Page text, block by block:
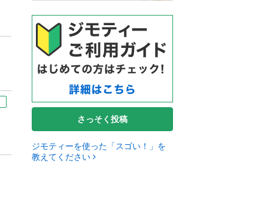
さっそく投稿
ジモティーを使った「スゴい！」を
教えてください